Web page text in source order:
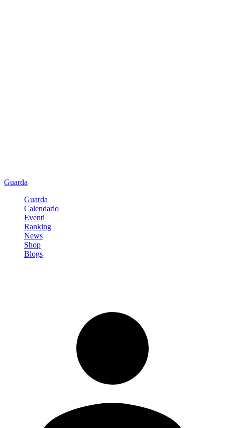
Guarda
Guarda
Calendario
Eventi
Ranking
News
Shop
Blogs